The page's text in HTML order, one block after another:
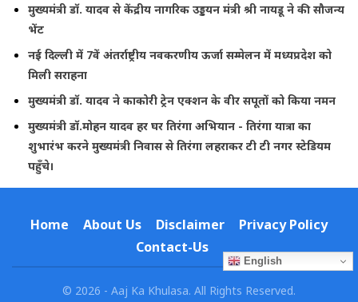
मुख्यमंत्री डॉ. यादव से केंद्रीय नागरिक उड्डयन मंत्री श्री नायडू ने की सौजन्य
भेंट
नई दिल्ली में 7वें अंतर्राष्ट्रीय नवकरणीय ऊर्जा सम्मेलन में मध्यप्रदेश को
मिली सराहना
मुख्यमंत्री डॉ. यादव ने काकोरी ट्रेन एक्शन के वीर सपूतों को किया नमन
मुख्यमंत्री डॉ.मोहन यादव हर घर तिरंगा अभियान - तिरंगा यात्रा का
शुभारंभ करने मुख्यमंत्री निवास से तिरंगा लहराकर टी टी नगर स्टेडियम
पहुँचे।
Home About Us Disclaimer
Privacy Policy
Contact-Us
English
© 2026 - Aaj Ka Khulasa. All Rights Reserved.